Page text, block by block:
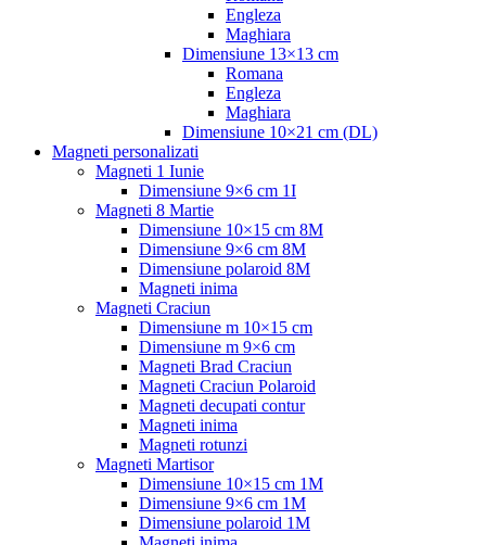
Engleza
Maghiara
Dimensiune 13×13 cm
Romana
Engleza
Maghiara
Dimensiune 10×21 cm (DL)
Magneti personalizati
Magneti 1 Iunie
Dimensiune 9×6 cm 1I
Magneti 8 Martie
Dimensiune 10×15 cm 8M
Dimensiune 9×6 cm 8M
Dimensiune polaroid 8M
Magneti inima
Magneti Craciun
Dimensiune m 10×15 cm
Dimensiune m 9×6 cm
Magneti Brad Craciun
Magneti Craciun Polaroid
Magneti decupati contur
Magneti inima
Magneti rotunzi
Magneti Martisor
Dimensiune 10×15 cm 1M
Dimensiune 9×6 cm 1M
Dimensiune polaroid 1M